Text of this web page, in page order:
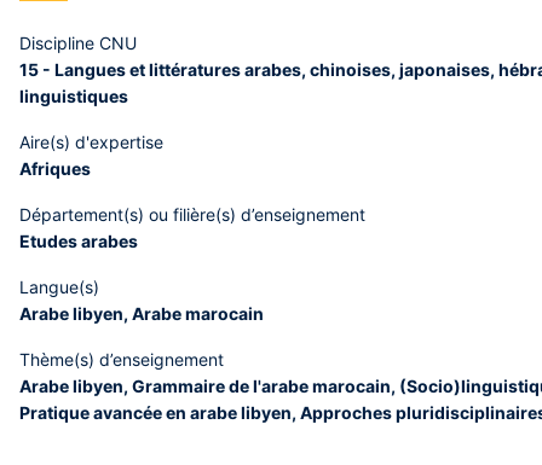
Discipline CNU
15 - Langues et littératures arabes, chinoises, japonaises,
linguistiques
Aire(s) d'expertise
Afriques
Département(s) ou filière(s) d’enseignement
Etudes arabes
Langue(s)
Arabe libyen, Arabe marocain
Thème(s) d’enseignement
Arabe libyen, Grammaire de l'arabe marocain,
Pratique avancée en arabe libyen, Approches